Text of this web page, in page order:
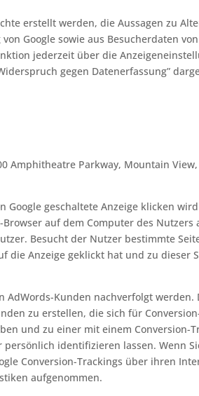
erstellt werden, die Aussagen zu
Google sowie aus Besucherdaten von
jederzeit über die
gegen Datenerfassung”
Amphitheatre Parkway, Mountain View,
Google geschaltete Anzeige klicken
auf dem Computer des Nutzers
Besucht der Nutzer bestimmte
die Anzeige geklickt hat und zu dieser
AdWords-Kunden nachverfolgt
zu erstellen, die sich für
und zu einer mit einem Conversion-
identifizieren lassen. Wenn
Conversion-Trackings über ihren
aufgenommen.